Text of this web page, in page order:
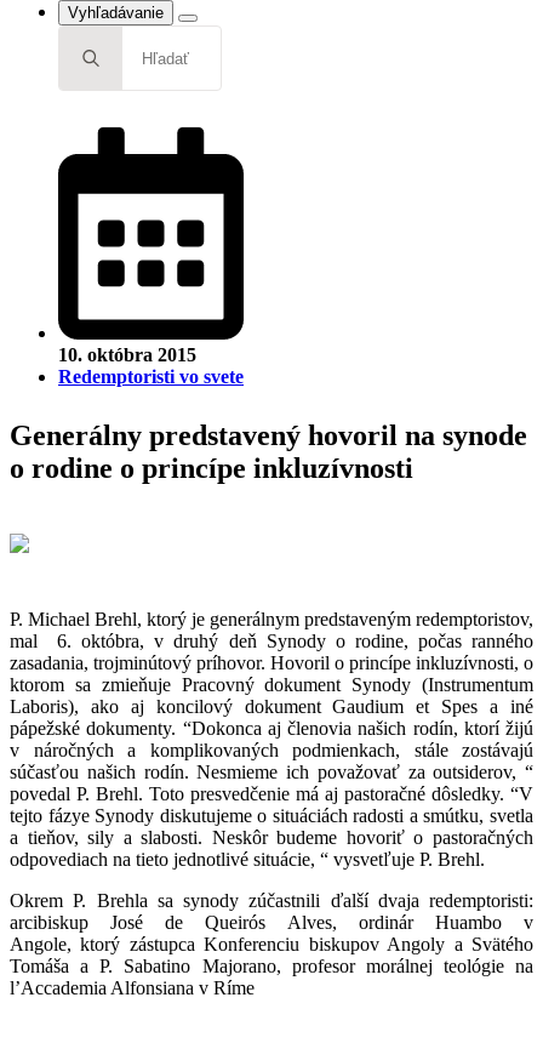
Vyhľadávanie
for:
10. októbra 2015
Redemptoristi vo svete
Generálny predstavený hovoril na synode
o rodine o princípe inkluzívnosti
P. Michael Brehl, ktorý je generálnym predstaveným redemptoristov,
mal 6. októbra, v druhý deň Synody o rodine, počas ranného
zasadania, trojminútový príhovor. Hovoril o princípe inkluzívnosti, o
ktorom sa zmieňuje Pracovný dokument Synody (Instrumentum
Laboris), ako aj koncilový dokument Gaudium et Spes a iné
pápežské dokumenty. “Dokonca aj členovia našich rodín, ktorí žijú
v náročných a komplikovaných podmienkach, stále zostávajú
súčasťou našich rodín. Nesmieme ich považovať za outsiderov, “
povedal P. Brehl. Toto presvedčenie má aj pastoračné dôsledky. “V
tejto fázye Synody diskutujeme o situáciách radosti a smútku, svetla
a tieňov, sily a slabosti. Neskôr budeme hovoriť o pastoračných
odpovediach na tieto jednotlivé situácie, “ vysvetľuje P. Brehl.
Okrem P. Brehla sa synody zúčastnili ďalší dvaja redemptoristi:
arcibiskup José de Queirós Alves, ordinár Huambo v
Angole, ktorý zástupca Konferenciu biskupov Angoly a Svätého
Tomáša a P. Sabatino Majorano, profesor morálnej teológie na
l’Accademia Alfonsiana v Ríme